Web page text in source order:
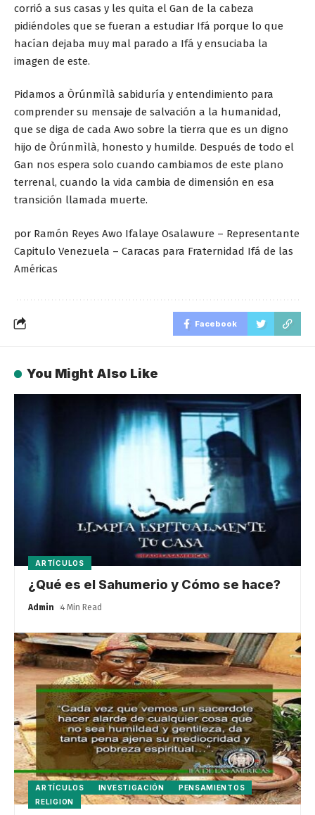
corrió a sus casas y les quita el Gan de la cabeza
pidiéndoles que se fueran a estudiar Ifá porque lo que
hacían dejaba muy mal parado a Ifá y ensuciaba la
imagen de este.
Pidamos a Òrúnmìlà sabiduría y entendimiento para
comprender su mensaje de salvación a la humanidad,
que se diga de cada Awo sobre la tierra que es un digno
hijo de Òrúnmìlà, honesto y humilde. Después de todo el
Gan nos espera solo cuando cambiamos de este plano
terrenal, cuando la vida cambia de dimensión en esa
transición llamada muerte.
por Ramón Reyes Awo Ifalaye Osalawure – Representante
Capitulo Venezuela – Caracas para Fraternidad Ifá de las
Américas
Facebook
You Might Also Like
ARTÍCULOS
¿Qué es el Sahumerio y Cómo se hace?
Admin 4 Min Read
ARTÍCULOS INVESTIGACIÓN
PENSAMIENTOS
RELIGION